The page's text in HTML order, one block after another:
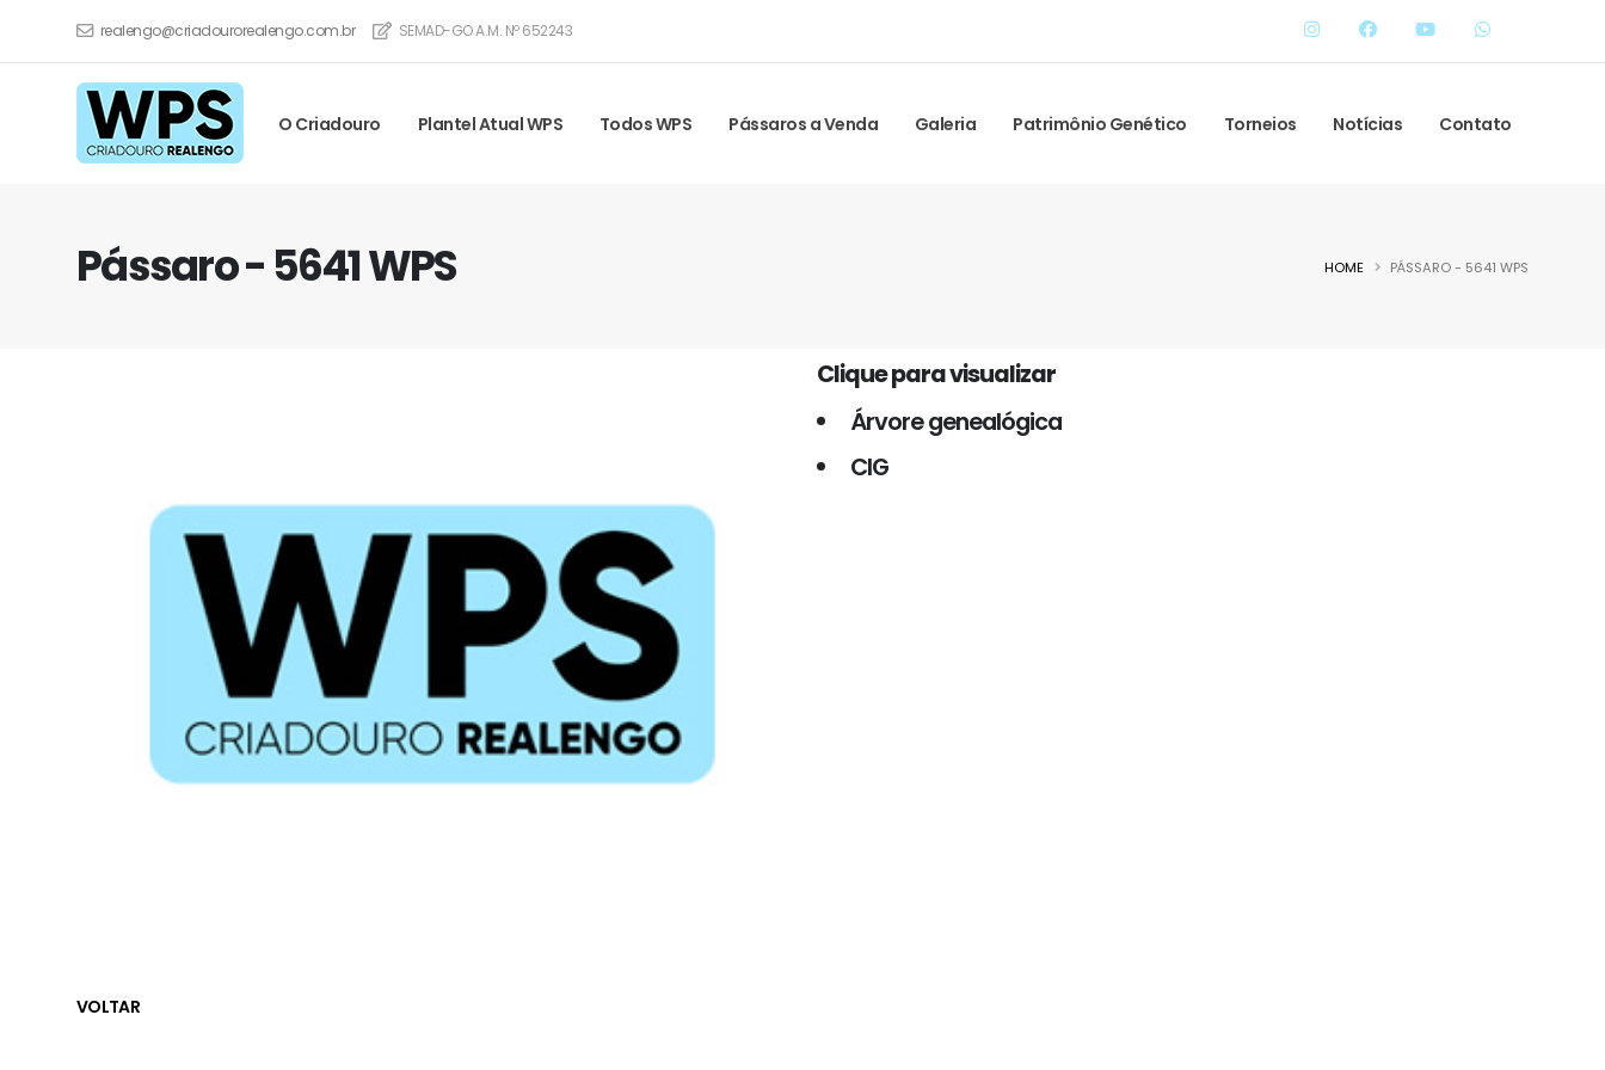
realengo@criadourorealengo.com.br SEMAD-GO A.M. Nº 652243
O Criadouro Plantel Atual WPS Todos WPS Pássaros a Venda Galeria Patrimônio Genético Torneios Notícias Contato
Pássaro - 5641 WPS HOME PÁSSARO - 5641 WPS
Clique para visualizar
Árvore genealógica
CIG
VOLTAR